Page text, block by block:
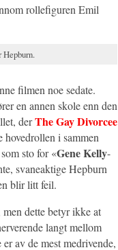
rollefiguren Emil
filmen noe sedate.
en annen skole enn den
derThe Gay Divorcee
hovedrollen i sammen
sto for «Gene Kelly-
svaneaktige Hepburn
blir litt feil.
dette betyr ikke at
langt mellom
av de mest medrivende,